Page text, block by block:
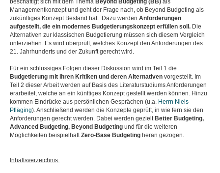
beschäftigt sich mit dem Thema Beyond Budgeting (BB) als
Managementkonzept und geht der Frage nach, ob Beyond Budgeting als
zukünftiges Konzept Bestand hat. Dazu werden Anforderungen
aufgestellt, die ein modernes Budgetierungskonzept erfüllen soll. Die
Alternativen zur klassischen Budgetierung müssen sich diesem Vergleich
unterziehen. Es wird überprüft, welches Konzept den Anforderungen des
21. Jahrhunderts und der Zukunft gerecht wird.
Für ein schlüssiges Folgen dieser Diskussion wird im Teil 1 die
Budgetierung mit ihren Kritiken und deren Alternativen vorgestellt. Im
Teil 2 dieser Arbeit werden auf Basis des Literaturstudiums Anforderungen
erarbeitet, welche an ein künftiges Konzept gestellt werden können. Hinzu
kommen Eindrücke aus persönlichen Gesprächen (u.a. Herrn Niels
Pfläging). Anschließend werden die Konzepte geprüft, in wie fern sie den
Anforderungen gerecht werden. Dabei werden gezielt Better Budgeting,
Advanced Budgeting, Beyond Budgeting und für die weiteren
Möglichkeiten beispielhaftZero-Base Budgeting heran gezogen.
Inhaltsverzeichnis: